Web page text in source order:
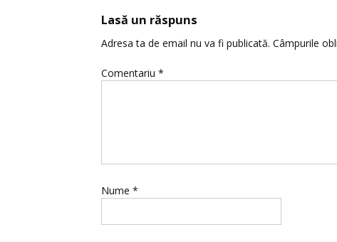
Lasă un răspuns
Adresa ta de email nu va fi publicată. Câmpurile
Comentariu *
Nume *